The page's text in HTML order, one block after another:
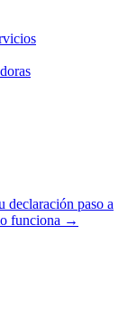
declaración paso a
funciona →